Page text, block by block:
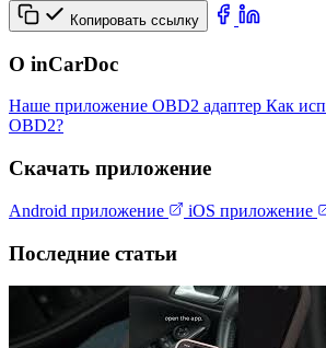
Копировать ссылку
О inCarDoc
Наше приложение OBD2 адаптер Как
OBD2?
Скачать приложение
Android приложение iOS приложение
Последние статьи